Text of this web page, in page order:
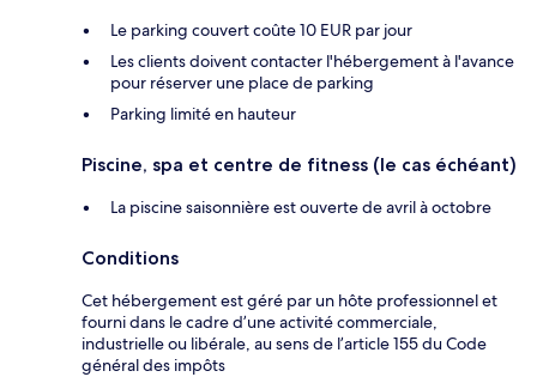
Le parking couvert coûte 10 EUR par jour
Les clients doivent contacter l'hébergement à l'avance
pour réserver une place de parking
Parking limité en hauteur
Piscine, spa et centre de fitness (le cas échéant)
La piscine saisonnière est ouverte de avril à octobre
Conditions
Cet hébergement est géré par un hôte professionnel et
fourni dans le cadre d’une activité commerciale,
industrielle ou libérale, au sens de l’article 155 du Code
général des impôts